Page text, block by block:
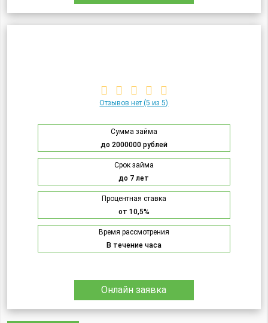
Отзывов нет (5 из 5)
Сумма займа
до 2000000 рублей
Срок займа
до 7 лет
Процентная ставка
от 10,5%
Время рассмотрения
В течение часа
Онлайн заявка